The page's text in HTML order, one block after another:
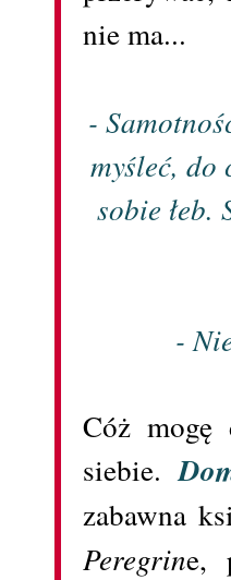
nie ma...
-
myśleć, do
sobie łeb.
-
Cóż mogę
siebie.
zabawna
Peregrine,